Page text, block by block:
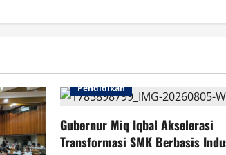
Pendidikan
Gubernur Miq Iqbal Akselerasi
Transformasi SMK Berbasis